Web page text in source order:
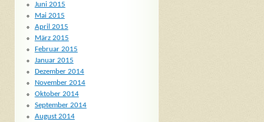
Juni 2015
Mai 2015
April 2015
März 2015
Februar 2015
Januar 2015
Dezember 2014
November 2014
Oktober 2014
September 2014
August 2014